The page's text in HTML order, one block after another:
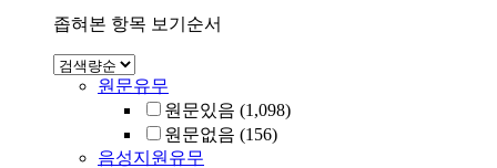
좁혀본 항목 보기순서
원문유무
원문있음 (1,098)
원문없음 (156)
음성지원유무